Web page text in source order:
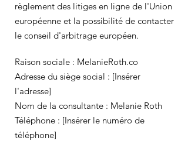
règlement des litiges en ligne de l'Union
européenne et la possibilité de contacter
le conseil d'arbitrage européen.
Raison sociale : MelanieRoth.co
Adresse du siège social : [Insérer
l'adresse]
Nom de la consultante : Melanie Roth
Téléphone : [Insérer le numéro de
téléphone]